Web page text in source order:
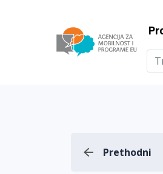
Prethodni